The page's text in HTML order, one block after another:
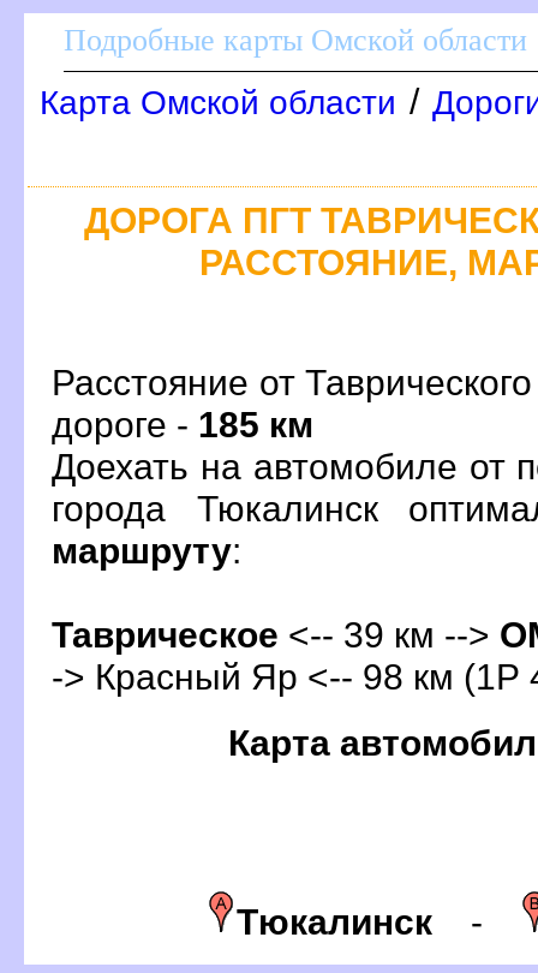
Подробные карты Омской области
Карта Омской области /
ДОРОГА ПГТ
РАССТОЯНИЕ,
Расстояние от
дороге - 185 км
Доехать на автомобиле от
орода Тюкалинск
маршруту:
Таврическое <-- 39 км -->
-> Красный Яр <-- 98 км (1Р
Карта
Тюкалинск -